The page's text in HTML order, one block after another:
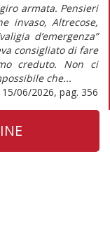
armata. Pensieri
invaso, Altrecose,
d’emergenza”
consigliato di fare
creduto. Non ci
che...
06/2026, pag. 356